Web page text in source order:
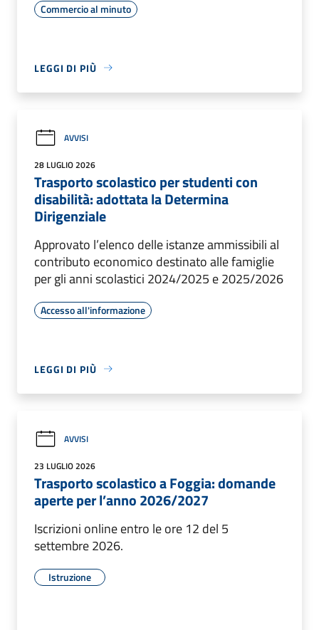
Commercio al minuto
LEGGI DI PIÙ
AVVISI
28 LUGLIO 2026
Trasporto scolastico per studenti con
disabilità: adottata la Determina
Dirigenziale
Approvato l’elenco delle istanze ammissibili al
contributo economico destinato alle famiglie
per gli anni scolastici 2024/2025 e 2025/2026
Accesso all'informazione
LEGGI DI PIÙ
AVVISI
23 LUGLIO 2026
Trasporto scolastico a Foggia: domande
aperte per l’anno 2026/2027
Iscrizioni online entro le ore 12 del 5
settembre 2026.
Istruzione